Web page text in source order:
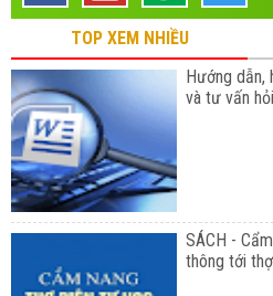
TOP XEM NHIỀU
Hướng
và tư vấn
SÁCH -
thông tới